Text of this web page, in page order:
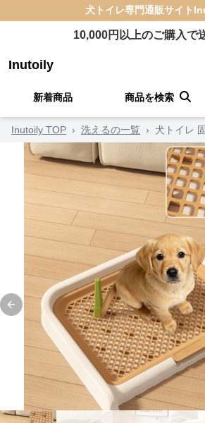
犬トイレ専門通販サイト
10,000円以上のご購入で
Inutoily
新着商品 商品を検索
Inutoily TOP › 洗えるの一覧 › 犬トイレ
Previous slide